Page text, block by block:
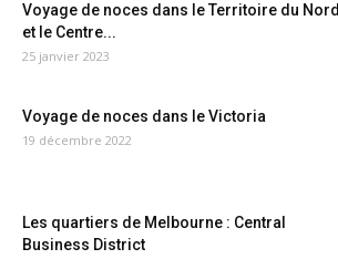
Voyage de noces dans le Territoire du Nord
et le Centre...
25 janvier 2023
Voyage de noces dans le Victoria
19 décembre 2022
Les quartiers de Melbourne : Central
Business District